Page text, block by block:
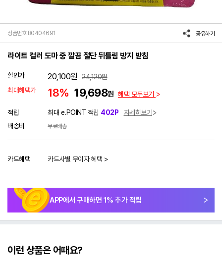
상품번호 B0404691 공유하기
라이트 컬러 도마 중 깔끔 절단 뒤틀림 방지 받침
할인가 20,100원 24,120원
최대혜택가
18% 19,698원 혜택 모두보기
적립 최대 e.POINT 적립 402P
자세히보기
배송비
무료배송
카드혜택 카드사별 무이자 혜택 >
APP에서 구매하면 1% 추가 적립
이런 상품은 어때요?